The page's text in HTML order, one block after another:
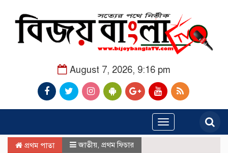
August 7, 2026, 9:16 pm
Toggle
navigation
প্রথম পাতা জাতীয় প্রথম ফিচার